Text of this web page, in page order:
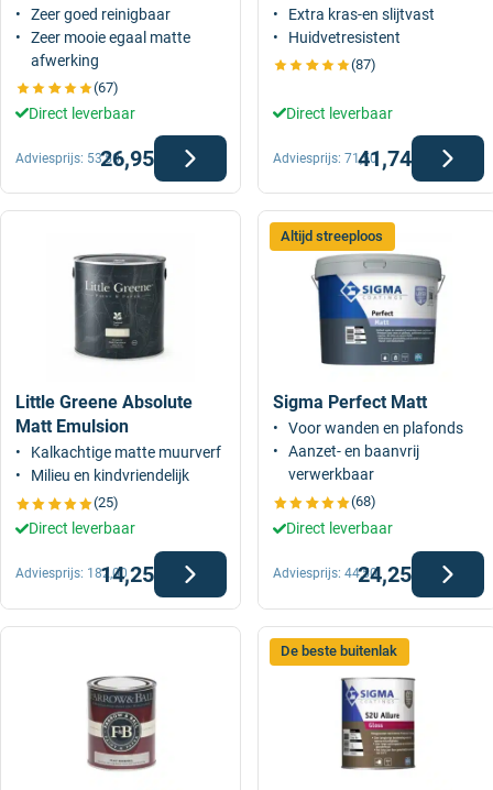
Zeer goed reinigbaar
Zeer mooie egaal matte
afwerking
(67)
Direct leverbaar
26,95
Adviesprijs: 53,50
Extra kras-en slijtvast
Huidvetresistent
(87)
Direct leverbaar
41,74
Adviesprijs: 71,50
Little Greene Absolute
Matt Emulsion
Kalkachtige matte muurverf
Milieu en kindvriendelijk
(25)
Direct leverbaar
14,25
Adviesprijs: 182,00
Altijd streeploos
Sigma Perfect Matt
Voor wanden en plafonds
Aanzet- en baanvrij
verwerkbaar
(68)
Direct leverbaar
24,25
Adviesprijs: 44,50
De beste buitenlak